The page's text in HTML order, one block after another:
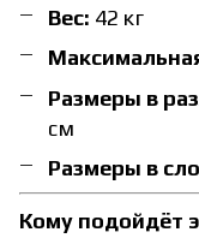
Вес: 42 кг
Размеры в
см
Размеры в
Кому подойдёт